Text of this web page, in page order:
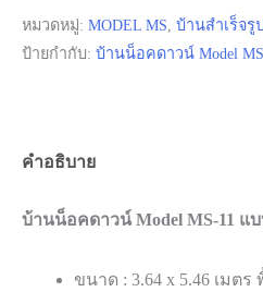
หมวดหมู่: MODEL MS, บ้านสำเร็จรูป
ป้ายกำกับ: บ้านน็อคดาวน์ Model
คำอธิบาย
บ้านน็อคดาวน์ Model MS-11 แ
ขนาด : 3.64 x 5.46 เมตร